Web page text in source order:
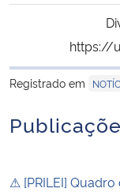
https://
Registrado em
⚠ [PRILEI]